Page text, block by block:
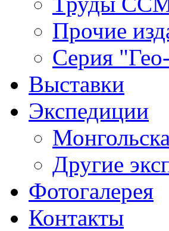
Прочие
Серия
Выставки
Экспедиции
Другие
Фотогалерея
Контакты